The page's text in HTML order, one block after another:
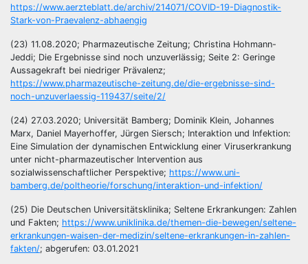
https://www.aerzteblatt.de/archiv/214071/COVID-19-Diagnostik-
Stark-von-Praevalenz-abhaengig
(23) 11.08.2020; Pharmazeutische Zeitung; Christina Hohmann-
Jeddi; Die Ergebnisse sind noch unzuverlässig; Seite 2: Geringe
Aussagekraft bei niedriger Prävalenz;
https://www.pharmazeutische-zeitung.de/die-ergebnisse-sind-
noch-unzuverlaessig-119437/seite/2/
(24) 27.03.2020; Universität Bamberg; Dominik Klein, Johannes
Marx, Daniel Mayerhoffer, Jürgen Siersch; Interaktion und Infektion:
Eine Simulation der dynamischen Entwicklung einer Viruserkrankung
unter nicht-pharmazeutischer Intervention aus
sozialwissenschaftlicher Perspektive; https://www.uni-
bamberg.de/poltheorie/forschung/interaktion-und-infektion/
(25) Die Deutschen Universitätsklinika; Seltene Erkrankungen: Zahlen
und Fakten; https://www.uniklinika.de/themen-die-bewegen/seltene-
erkrankungen-waisen-der-medizin/seltene-erkrankungen-in-zahlen-
fakten/; abgerufen: 03.01.2021